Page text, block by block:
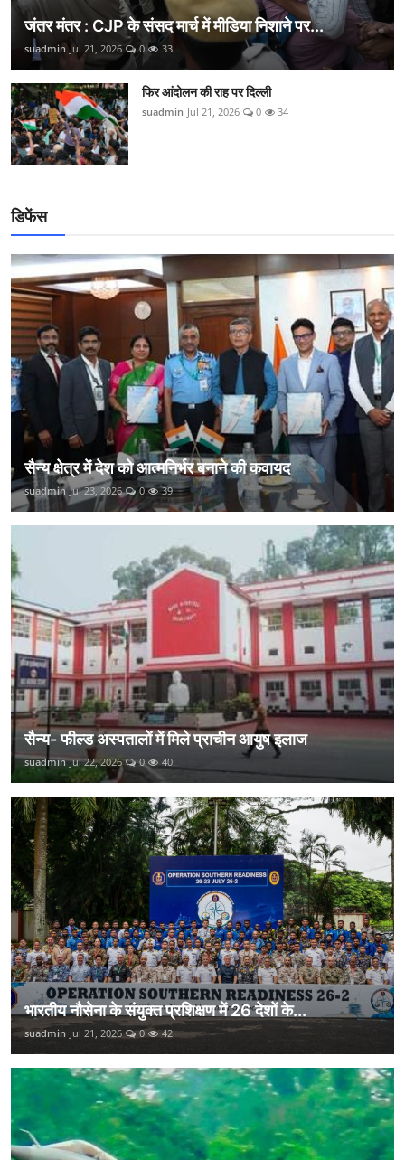
जंतर मंतर : CJP के संसद मार्च में मीडिया निशाने पर...
suadmin Jul 21, 2026 0 33
फिर आंदोलन की राह पर दिल्ली
suadmin Jul 21, 2026 0 34
डिफेंस
सैन्य क्षेत्र में देश को आत्मनिर्भर बनाने की कवायद
suadmin Jul 23, 2026 0 39
सैन्य- फील्ड अस्पतालों में मिले प्राचीन आयुष इलाज
suadmin Jul 22, 2026 0 40
भारतीय नौसेना के संयुक्त प्रशिक्षण में 26 देशों के...
suadmin Jul 21, 2026 0 42